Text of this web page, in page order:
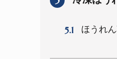
5.1 ほうれ